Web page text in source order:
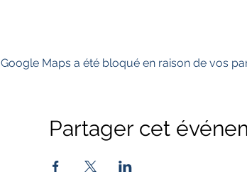
Google Maps a été bloqué en raison de vos
Partager cet